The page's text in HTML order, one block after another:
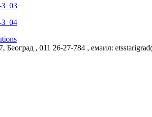
Београд , 011 26-27-784 , емаил: